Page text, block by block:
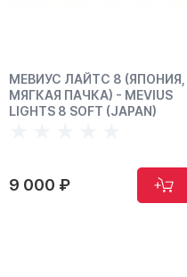
МЕВИУС ЛАЙТС 8 (ЯПОНИЯ,
МЯГКАЯ ПАЧКА) - MEVIUS
LIGHTS 8 SOFT (JAPAN)
9 000 ₽